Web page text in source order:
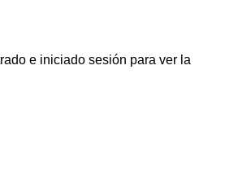
e iniciado sesión para ver la